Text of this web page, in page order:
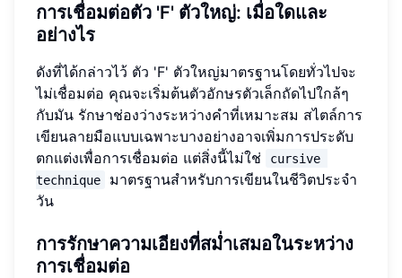
การเชื่อมต่อตัว 'F' ตัวใหญ่: เมื่อใดและ
อย่างไร
ดังที่ได้กล่าวไว้ ตัว 'F' ตัวใหญ่มาตรฐานโดยทั่วไปจะ
ไม่เชื่อมต่อ คุณจะเริ่มต้นตัวอักษรตัวเล็กถัดไปใกล้ๆ
กับมัน รักษาช่องว่างระหว่างคำที่เหมาะสม สไตล์การ
เขียนลายมือแบบเฉพาะบางอย่างอาจเพิ่มการประดับ
ตกแต่งเพื่อการเชื่อมต่อ แต่สิ่งนี้ไม่ใช่
cursive
technique
มาตรฐานสำหรับการเขียนในชีวิตประจำ
วัน
การรักษาความเอียงที่สม่ำเสมอในระหว่าง
การเชื่อมต่อ